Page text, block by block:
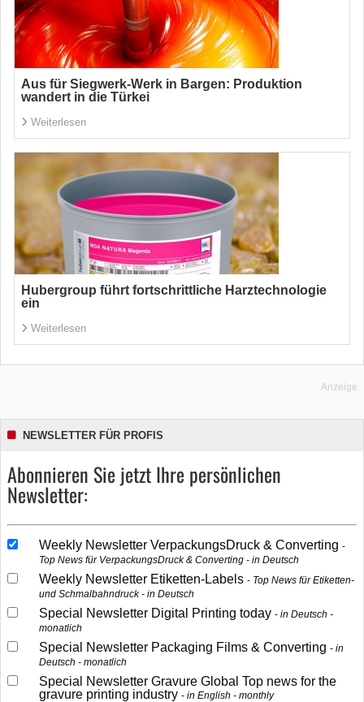
Aus für Siegwerk-Werk in Bargen: Produktion
wandert in die Türkei
Weiterlesen
Hubergroup führt fortschrittliche Harztechnologie
ein
Weiterlesen
Anzeige
NEWSLETTER FÜR PROFIS
Abonnieren Sie jetzt Ihre persönlichen
Newsletter:
Weekly Newsletter VerpackungsDruck & Converting
Top News für VerpackungsDruck & Converting - in Deutsch
Weekly Newsletter Etiketten-Labels
Top News für Etiketten-
und Schmalbahndruck - in Deutsch
Special Newsletter Digital Printing today
in Deutsch -
monatlich
Special Newsletter Packaging Films & Converting
in
Deutsch - monatlich
Special Newsletter Gravure Global Top news for the
gravure printing industry
in English - monthly